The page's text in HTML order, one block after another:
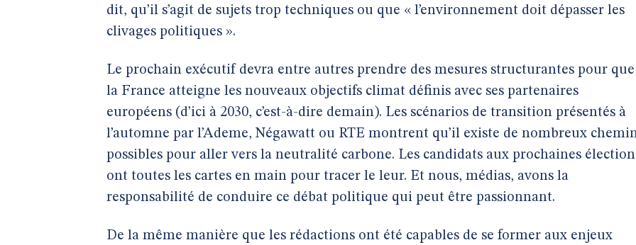
dit, qu’il s’agit de sujets trop techniques ou que « l’environnement doit dépasser les
clivages politiques ».
Le prochain exécutif devra entre autres prendre des mesures structurantes pour que
la France atteigne les nouveaux objectifs climat définis avec ses partenaires
européens (d’ici à 2030, c’est-à-dire demain). Les scénarios de transition présentés à
l’automne par l’Ademe, Négawatt ou RTE montrent qu’il existe de nombreux
possibles pour aller vers la neutralité carbone. Les candidats aux prochaines
ont toutes les cartes en main pour tracer le leur. Et nous, médias, avons la
responsabilité de conduire ce débat politique qui peut être passionnant.
De la même manière que les rédactions ont été capables de se former aux enjeux